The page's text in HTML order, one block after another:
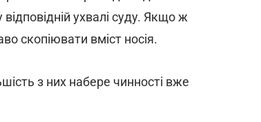
ухвалі суду. Якщо ж
скопіювати вміст носія.
з них набере чинності вже